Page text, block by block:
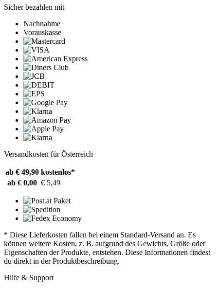
Sicher bezahlen mit
Nachnahme
Vorauskasse
Versandkosten für Österreich
ab € 49,90 kostenlos*
ab € 0,00 € 5,49
* Diese Lieferkosten fallen bei einem Standard-Versand an. Es
können weitere Kosten, z. B. aufgrund des Gewichts, Größe oder
Eigenschaften der Produkte, entstehen. Diese Informationen findest
du direkt in der Produktbeschreibung.
Hilfe & Support